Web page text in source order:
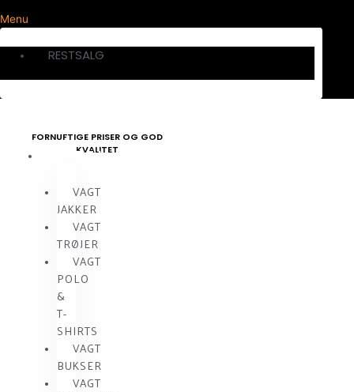
Menu
RESTSALG
FORNUFTIGE PRISER OG GOD
KVALITET
VAGTTØJ
VAGT
JAKKER
VAGT
TRØJER
VAGT
POLO
&
T-
SHIRTS
VAGT
BUKSER
VAGT